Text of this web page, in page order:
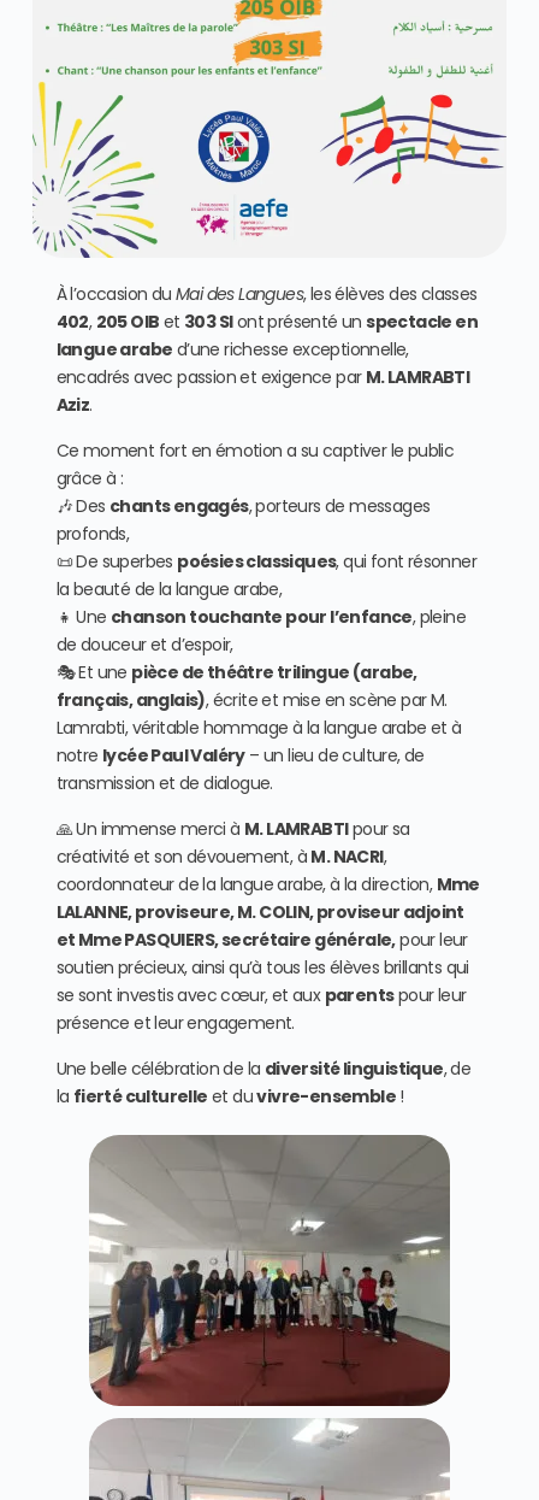
À l’occasion du Mai des Langues, les élèves des classes
402, 205 OIB et 303 SIont présenté unspectacle en
langue arabe d’une richesse exceptionnelle,
encadrés avec passion et exigence par M. LAMRABTI
Aziz.
Ce moment fort en émotion a su captiver le public
grâce à :
🎶 Des chants engagés, porteurs de messages
profonds,
📜 De superbes poésies classiques, qui font résonner
la beauté de la langue arabe,
👧 Une chanson touchante pour l’enfance, pleine
de douceur et d’espoir,
🎭 Et une pièce de théâtre trilingue (arabe,
français, anglais), écrite et mise en scène par M.
Lamrabti, véritable hommage à la langue arabe et à
notre lycée Paul Valéry– un lieu de culture, de
transmission et de dialogue.
🙏 Un immense merci à M. LAMRABTIpour sa
créativité et son dévouement, à M. NACRI,
coordonnateur de la langue arabe, à la direction, Mme
LALANNE, proviseure, M. COLIN, proviseur adjoint
et Mme PASQUIERS, secrétaire générale,pour leur
soutien précieux, ainsi qu’à tous les élèves brillants qui
se sont investis avec cœur, et aux parentspour leur
présence et leur engagement.
Une belle célébration de la diversité linguistique, de
la fierté culturelle et duvivre-ensemble !